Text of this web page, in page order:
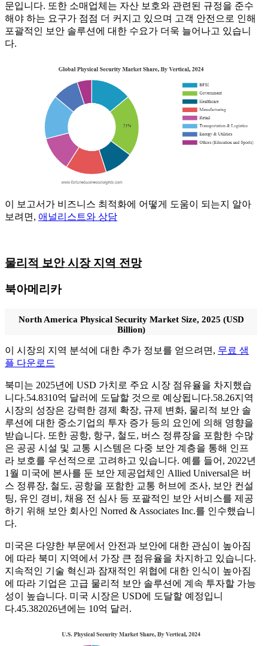
문입니다. 또한 소매업체는 자산 보호와 관련된 규정을 준수
해야 하는 요구가 점점 더 커지고 있으며 고객 안전으로 인해
포괄적인 보안 솔루션에 대한 수요가 더욱 늘어나고 있습니
다.
이 보고서가 비즈니스 최적화에 어떻게 도움이 되는지 알아
보려면, 애널리스트와 상담
물리적 보안 시장 지역 전망
북아메리카
North America Physical Security Market Size, 2025 (USD
Billion)
이 시장의 지역 분석에 대한 추가 정보를 얻으려면, 무료 샘
플 다운로드
북미는 2025년에 USD 가치로 주요 시장 점유율을 차지했습
니다.54.8310억 달러에 도달할 것으로 예상됩니다.58.26지역
시장의 성장은 강력한 경제 확장, 규제 변화, 물리적 보안 솔
루션에 대한 중소기업의 투자 증가 등의 요인에 의해 영향을
받습니다. 또한 공항, 항구, 철도, 버스 정류장을 포함한 수많
은 공공 시설 및 교통 시스템은 다중 보안 계층을 통해 인프
라 보호를 우선적으로 고려하고 있습니다. 예를 들어, 2022년
1월 미국에 본사를 둔 보안 제공업체인 Allied Universal은 버
스 정류장, 철도, 공항을 포함한 교통 허브에 조사, 보안 컨설
팅, 유인 경비, 채용 전 심사 등 포괄적인 보안 서비스를 제공
하기 위해 보안 회사인 Norred & Associates Inc.를 인수했습니
다.
미국은 다양한 부문에서 안전과 보안에 대한 관심이 높아짐
에 따라 북미 지역에서 가장 큰 점유율을 차지하고 있습니다.
지속적인 기술 혁신과 잠재적인 위협에 대한 인식이 높아짐
에 따라 기업은 고급 물리적 보안 솔루션에 계속 투자할 가능
성이 높습니다. 미국 시장은 USD에 도달할 예정입니
다.45.382026년에는 10억 달러.